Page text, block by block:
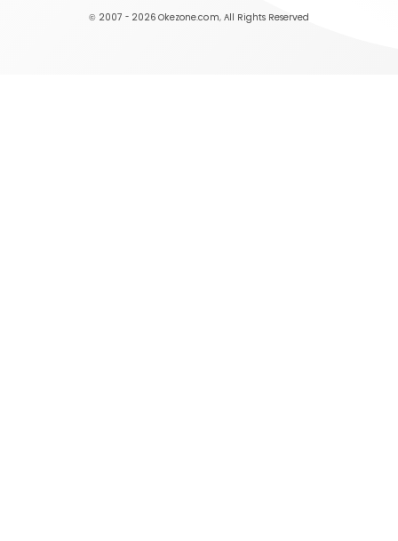
© 2007 - 2026 Okezone.com, All Rights Reserved